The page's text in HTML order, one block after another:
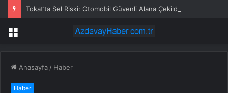
Tokat’ta Sel Riski: Otomobil Güvenli Alana Çekildi
Menü
Anasayfa / Haber
Haber